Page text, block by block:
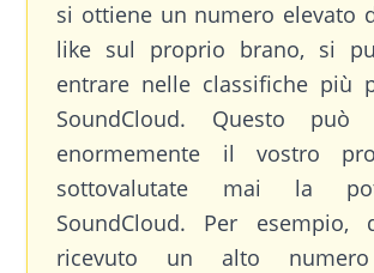
si ottiene un numero elevato
like sul proprio brano, si
entrare nelle classifiche più
SoundCloud. Questo può
enormemente il vostro
sottovalutate mai la
SoundCloud. Per esempio,
ricevuto un alto